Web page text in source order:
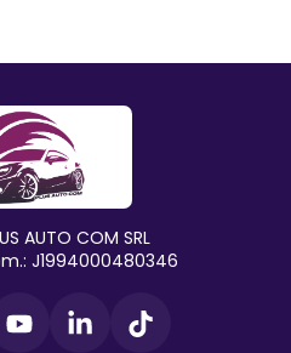
AUTO COM SRL
J1994000480346